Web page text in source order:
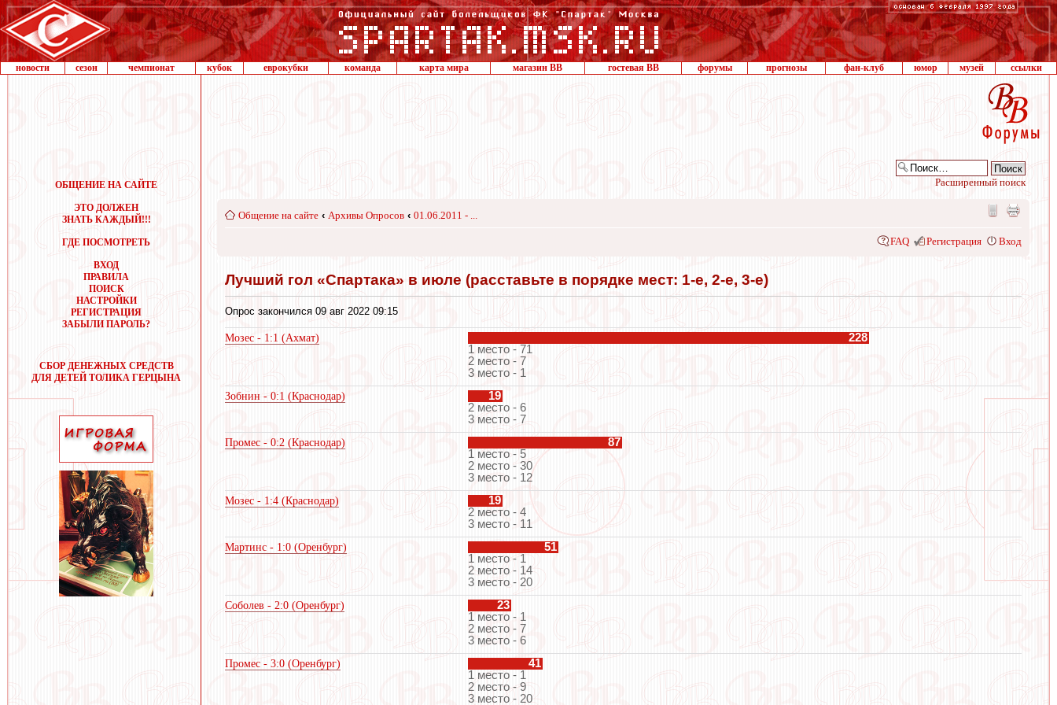
новости сезон чемпионат кубок еврокубки команда карта мира магазин ВВ гостевая ВВ форумы прогнозы фан-клуб юмор музей ссылки
ОБЩЕНИЕ НА САЙТЕ
ЭТО ДОЛЖЕН
ЗНАТЬ КАЖДЫЙ!!!
ГДЕ ПОСМОТРЕТЬ
ВХОД
ПРАВИЛА
ПОИСК
НАСТРОЙКИ
РЕГИСТРАЦИЯ
ЗАБЫЛИ ПАРОЛЬ?
СБОР ДЕНЕЖНЫХ СРЕДСТВ
ДЛЯ ДЕТЕЙ ТОЛИКА ГЕРЦЫНА
Расширенный поиск
Общение на сайте ‹ Архивы Опросов ‹ 01.06.2011 - ...
FAQ Регистрация Вход
Лучший гол «Спартака» в июле (расставьте в порядке мест: 1-е, 2-е, 3-е)
Опрос закончился 09 авг 2022 09:15
Мозес - 1:1 (Ахмат)
228
1 место - 71
2 место - 7
3 место - 1
Зобнин - 0:1 (Краснодар)
19
2 место - 6
3 место - 7
Промес - 0:2 (Краснодар)
87
1 место - 5
2 место - 30
3 место - 12
Мозес - 1:4 (Краснодар)
19
2 место - 4
3 место - 11
Мартинс - 1:0 (Оренбург)
51
1 место - 1
2 место - 14
3 место - 20
Соболев - 2:0 (Оренбург)
23
1 место - 1
2 место - 7
3 место - 6
Промес - 3:0 (Оренбург)
41
1 место - 1
2 место - 9
3 место - 20